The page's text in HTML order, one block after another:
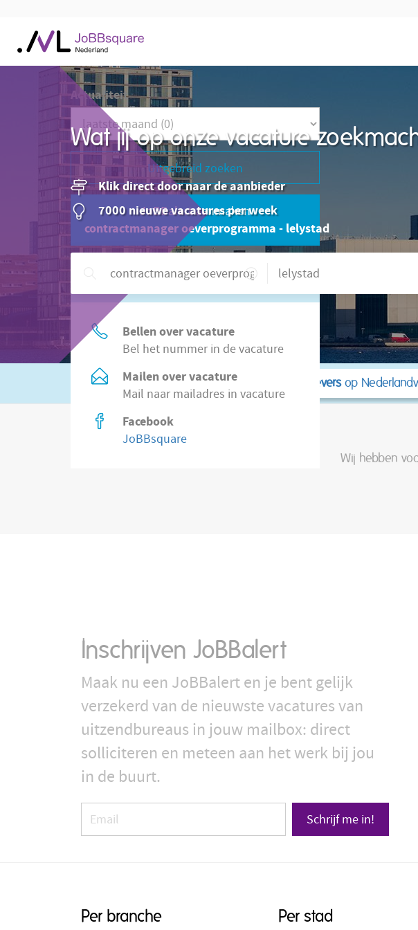
Wat jij op onze vacature
Klik direct door naar de aanbieder
7000 nieuwe vacatures per week
Of zoek in8.500 vacatures direct bij werkgeversop
Actualiteit
Uitgebreid zoeken
JoBBalert aanmaken
contractmanager oeverprogramma - lelystad
Bellen over vacature
Bel het nummer in de vacature
Mailen over vacature
Mail naar mailadres in vacature
Facebook
JoBBsquare
Wij hebben
Inschrijven JoBBalert
Maak nu een JoBBalert en je bent gelijk
verzekerd van de nieuwste vacatures van
uitzendbureaus in jouw mailbox: direct
solliciteren en meteen aan het werk bij jou
in de buurt.
Schrijf me in!
Per branche Per stad